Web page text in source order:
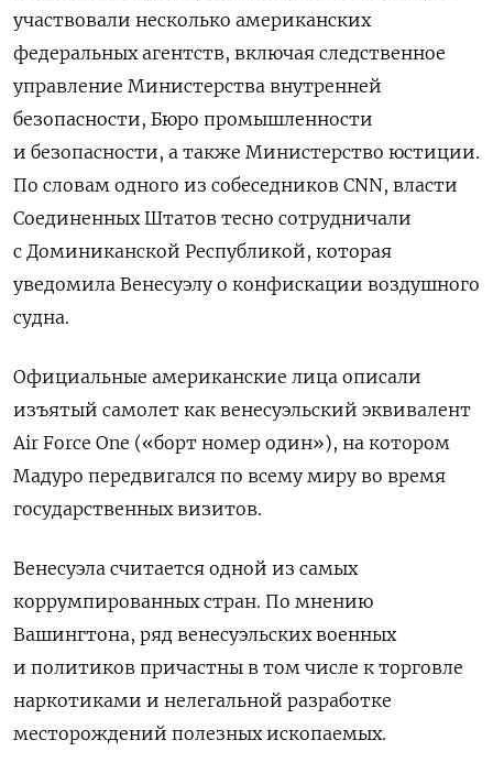
участвовали несколько американских
федеральных агентств, включая следственное
управление Министерства внутренней
безопасности, Бюро промышленности
и безопасности, а также Министерство юстиции.
По словам одного из собеседников CNN, власти
Соединенных Штатов тесно сотрудничали
с Доминиканской Республикой, которая
уведомила Венесуэлу о конфискации воздушного
судна.
Официальные американские лица описали
изъятый самолет как венесуэльский эквивалент
Air Force One («борт номер один»), на котором
Мадуро передвигался по всему миру во время
государственных визитов.
Венесуэла считается одной из самых
коррумпированных стран. По мнению
Вашингтона, ряд венесуэльских военных
и политиков причастны в том числе к торговле
наркотиками и нелегальной разработке
месторождений полезных ископаемых.